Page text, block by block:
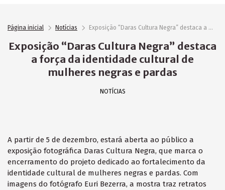
Página inicial Notícias Exposição “Daras Cultura Negra” destaca a força da identidade cultural de mulheres negras e pardas
Exposição “Daras Cultura Negra” destaca
a força da identidade cultural de
mulheres negras e pardas
NOTÍCIAS
A partir de 5 de dezembro, estará aberta ao público a
exposição fotográfica Daras Cultura Negra, que marca o
encerramento do projeto dedicado ao fortalecimento da
identidade cultural de mulheres negras e pardas. Com
imagens do fotógrafo Euri Bezerra, a mostra traz retratos